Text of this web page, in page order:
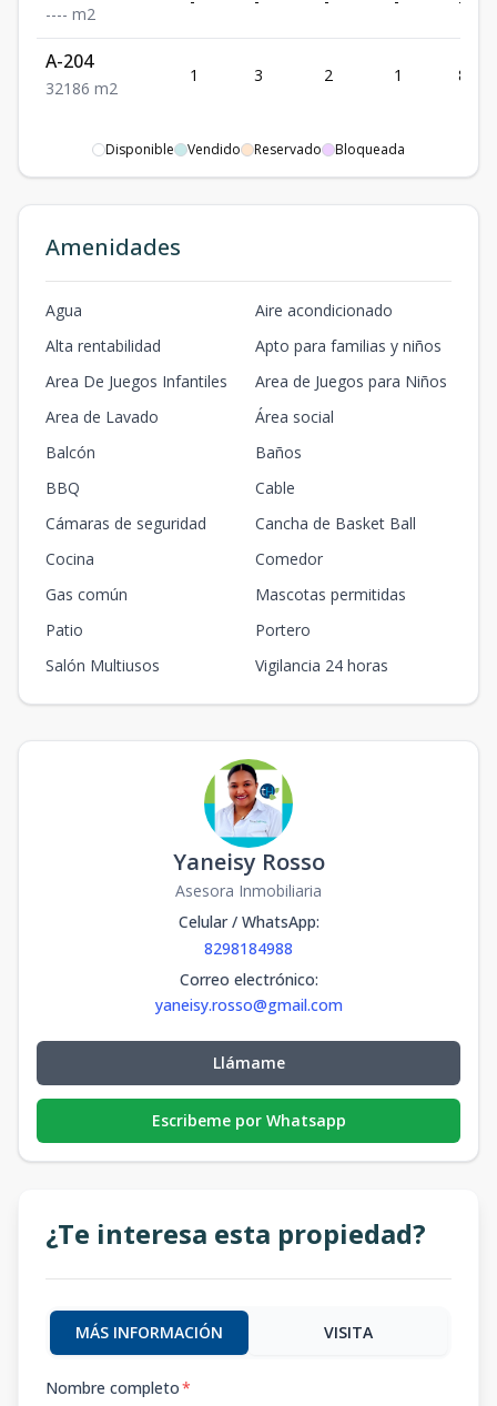
---- m2
A-204
321 86 m2
1 3 2 1 86
Disponible Vendido Reservado Bloqueada
Amenidades
Agua
Aire acondicionado
Alta rentabilidad
Apto para familias y niños
Area De Juegos Infantiles
Area de Juegos para Niños
Area de Lavado
Área social
Balcón
Baños
BBQ
Cable
Cámaras de seguridad
Cancha de Basket Ball
Cocina
Comedor
Gas común
Mascotas permitidas
Patio
Portero
Salón Multiusos
Vigilancia 24 horas
Yaneisy Rosso
Asesora Inmobiliaria
Celular / WhatsApp:
8298184988
Correo electrónico:
yaneisy.rosso@gmail.com
Llámame
Escribeme por Whatsapp
¿Te interesa esta propiedad?
MÁS INFORMACIÓN VISITA
Nombre completo*